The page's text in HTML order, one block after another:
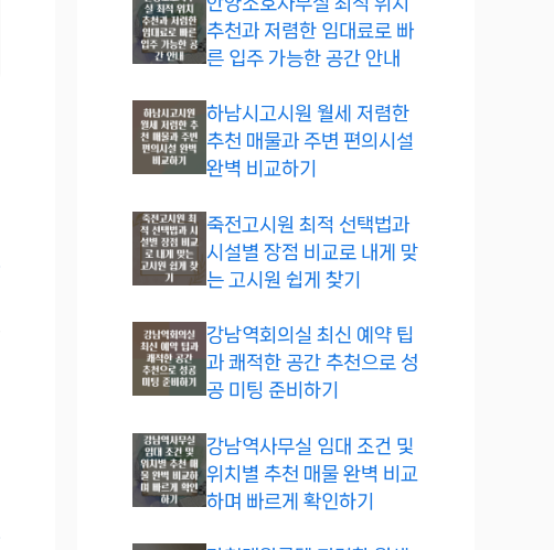
추천과 저렴한 임대료로 빠
른 입주 가능한 공간 안내
하남시고시원 월세 저렴한
추천 매물과 주변 편의시설
완벽 비교하기
죽전고시원 최적 선택법과
시설별 장점 비교로 내게 맞
는 고시원 쉽게 찾기
강남역회의실 최신 예약 팁
과 쾌적한 공간 추천으로 성
공 미팅 준비하기
강남역사무실 임대 조건 및
위치별 추천 매물 완벽 비교
하며 빠르게 확인하기